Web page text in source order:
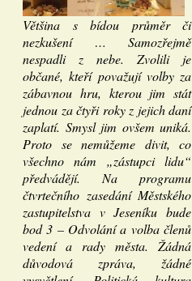
Většina s bídou průměr či
nezkušení … Samozřejmě
nespadli z nebe. Zvolili je
občané, kteří považují volby za
zábavnou hru, kterou jim stát
jednou za čtyři roky z jejich daní
zaplatí. Smysl jim ovšem uniká.
Proto se nemůžeme divit, co
všechno nám „zástupci lidu“
předvádějí. Na programu
čtvrtečního zasedání Městského
zastupitelstva v Jeseníku bude
bod 3 – Odvolání a volba členů
vedení a rady města. Žádná
důvodová zpráva, žádné